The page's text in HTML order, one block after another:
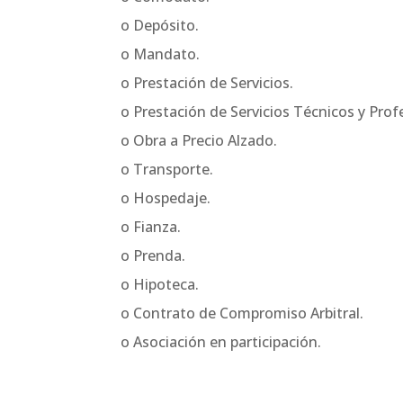
o Depósito.
o Mandato.
o Prestación de Servicios.
o Prestación de Servicios Técnicos y
o Obra a Precio Alzado.
o Transporte.
o Hospedaje.
o Fianza.
o Prenda.
o Hipoteca.
o Contrato de Compromiso Arbitral.
o Asociación en participación.